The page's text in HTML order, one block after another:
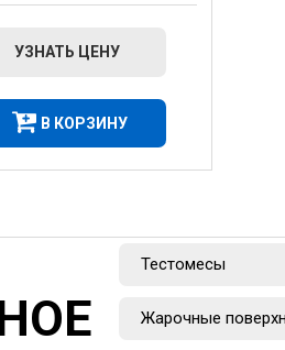
УЗНАТЬ ЦЕНУ
В КОРЗИНУ
Тестомесы
Жарочные